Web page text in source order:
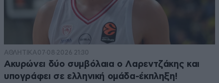
ΑΘΛΗΤΙΚΑ07·08·2026 21:30
Ακυρώνει δύο συμβόλαια ο Λαρεντζάκης και
υπογράφει σε ελληνική ομάδα-έκπληξη!